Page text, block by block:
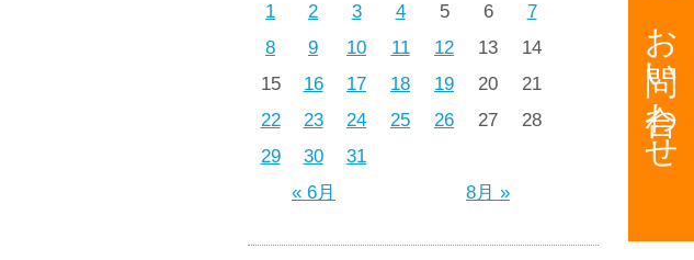
« 6月 8月 »
1 2 3 4 5 6
7
8
9 10 11 12 13
14
15
16 17 18 19 20
21
22
23 24 25 26 27
28
29
30 31
お問い合わせ